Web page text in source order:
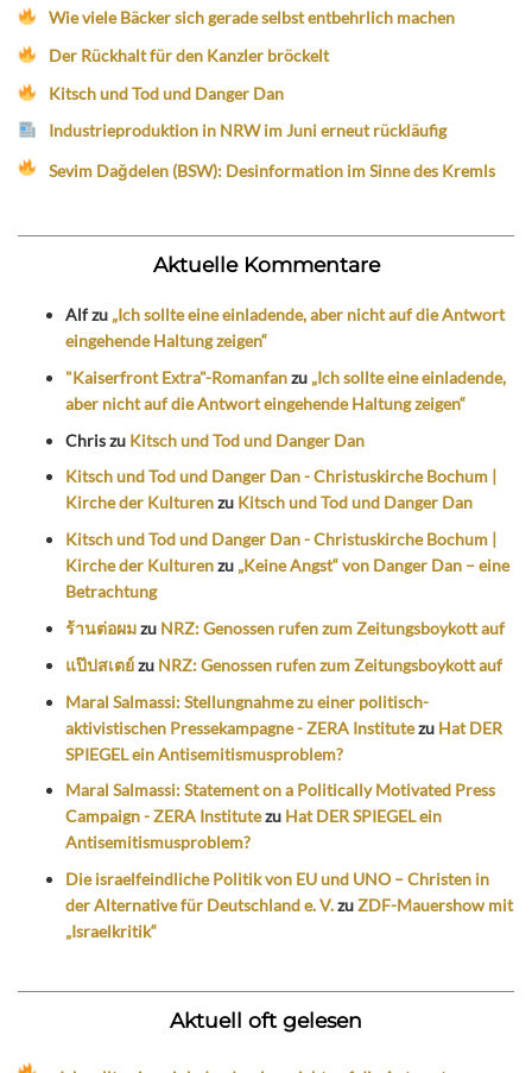
Wie viele Bäcker sich gerade selbst entbehrlich machen
Der Rückhalt für den Kanzler bröckelt
Kitsch und Tod und Danger Dan
Industrieproduktion in NRW im Juni erneut rückläufig
Sevim Dağdelen (BSW): Desinformation im Sinne des Kremls
Aktuelle Kommentare
Alfzu „Ich sollte eine einladende, aber nicht auf die Antwort
eingehende Haltung zeigen“
"Kaiserfront Extra"-Romanfanzu „Ich sollte eine einladende,
aber nicht auf die Antwort eingehende Haltung zeigen“
Chriszu Kitsch und Tod und Danger Dan
Kitsch und Tod und Danger Dan - Christuskirche Bochum |
Kirche der Kulturenzu Kitsch und Tod und Danger Dan
Kitsch und Tod und Danger Dan - Christuskirche Bochum |
Kirche der Kulturenzu „Keine Angst“ von Danger Dan – eine
Betrachtung
ร้านต่อผมzu NRZ: Genossen rufen zum Zeitungsboykott auf
แป๊ปสเตย์zu NRZ: Genossen rufen zum Zeitungsboykott auf
Maral Salmassi: Stellungnahme zu einer politisch-
aktivistischen Pressekampagne - ZERA Institutezu Hat DER
SPIEGEL ein Antisemitismusproblem?
Maral Salmassi: Statement on a Politically Motivated Press
Campaign - ZERA Institutezu Hat DER SPIEGEL ein
Antisemitismusproblem?
Die israelfeindliche Politik von EU und UNO – Christen in
der Alternative für Deutschland e. V.zuZDF-Mauershow mit
„Israelkritik“
Aktuell oft gelesen